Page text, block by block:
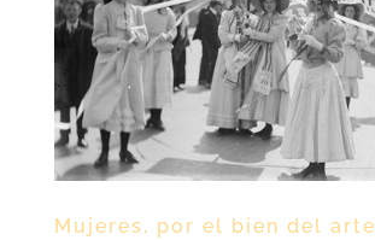
Mujeres, por el bien del arte